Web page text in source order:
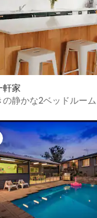
軒家
静かな2ベッドルー